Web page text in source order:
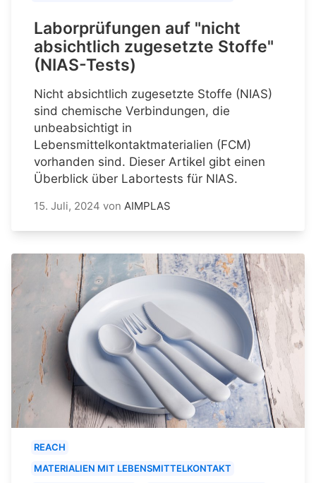
Laborprüfungen auf "nicht
absichtlich zugesetzte Stoffe"
(NIAS-Tests)
Nicht absichtlich zugesetzte Stoffe (NIAS)
sind chemische Verbindungen, die
unbeabsichtigt in
Lebensmittelkontaktmaterialien (FCM)
vorhanden sind. Dieser Artikel gibt einen
Überblick über Labortests für NIAS.
15. Juli, 2024 von AIMPLAS
REACH
MATERIALIEN MIT LEBENSMITTELKONTAKT